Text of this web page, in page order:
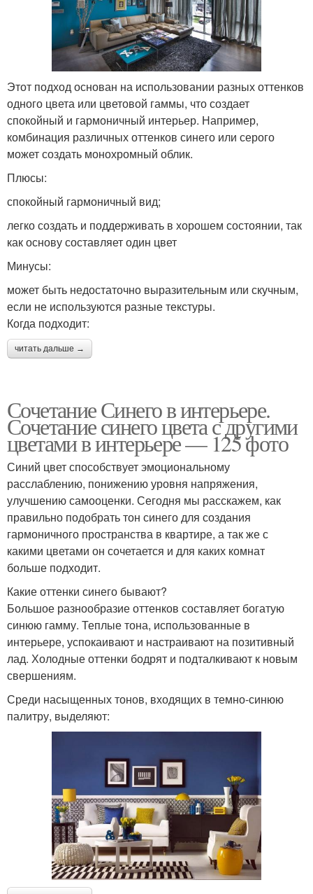
Этот подход основан на использовании разных оттенков
одного цвета или цветовой гаммы, что создает
спокойный и гармоничный интерьер. Например,
комбинация различных оттенков синего или серого
может создать монохромный облик.
Плюсы:
спокойный гармоничный вид;
легко создать и поддерживать в хорошем состоянии, так
как основу составляет один цвет
Минусы:
может быть недостаточно выразительным или скучным,
если не используются разные текстуры.
Когда подходит:
читать дальше →
Сочетание Синего в интерьере.
Сочетание синего цвета с другими
цветами в интерьере — 125 фото
Синий цвет способствует эмоциональному
расслаблению, понижению уровня напряжения,
улучшению самооценки. Сегодня мы расскажем, как
правильно подобрать тон синего для создания
гармоничного пространства в квартире, а так же с
какими цветами он сочетается и для каких комнат
больше подходит.
Какие оттенки синего бывают?
Большое разнообразие оттенков составляет богатую
синюю гамму. Теплые тона, использованные в
интерьере, успокаивают и настраивают на позитивный
лад. Холодные оттенки бодрят и подталкивают к новым
свершениям.
Среди насыщенных тонов, входящих в темно-синюю
палитру, выделяют: